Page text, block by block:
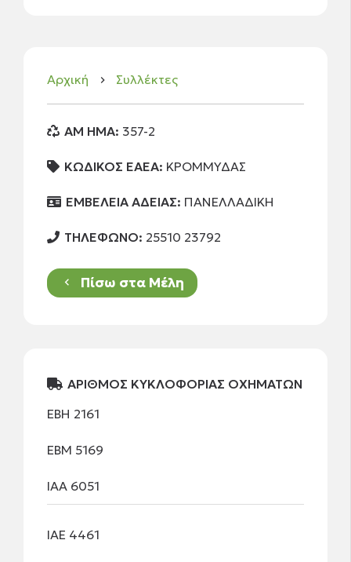
Αρχική keyboard_arrow_right Συλλέκτες
AM HMA: 357-2
ΚΩΔΙΚΟΣ ΕΑΕΑ: ΚΡΟΜΜΥΔΑΣ
ΕΜΒΕΛΕΙΑ ΑΔΕΙΑΣ: ΠΑΝΕΛΛΑΔΙΚΗ
ΤΗΛΕΦΩΝΟ: 25510 23792
keyboard_arrow_left Πίσω στα Μέλη
ΑΡΙΘΜΟΣ ΚΥΚΛΟΦΟΡΙΑΣ ΟΧΗΜΑΤΩΝ
ΕΒΗ 2161
ΕΒΜ 5169
ΙΑΑ 6051
ΙΑΕ 4461